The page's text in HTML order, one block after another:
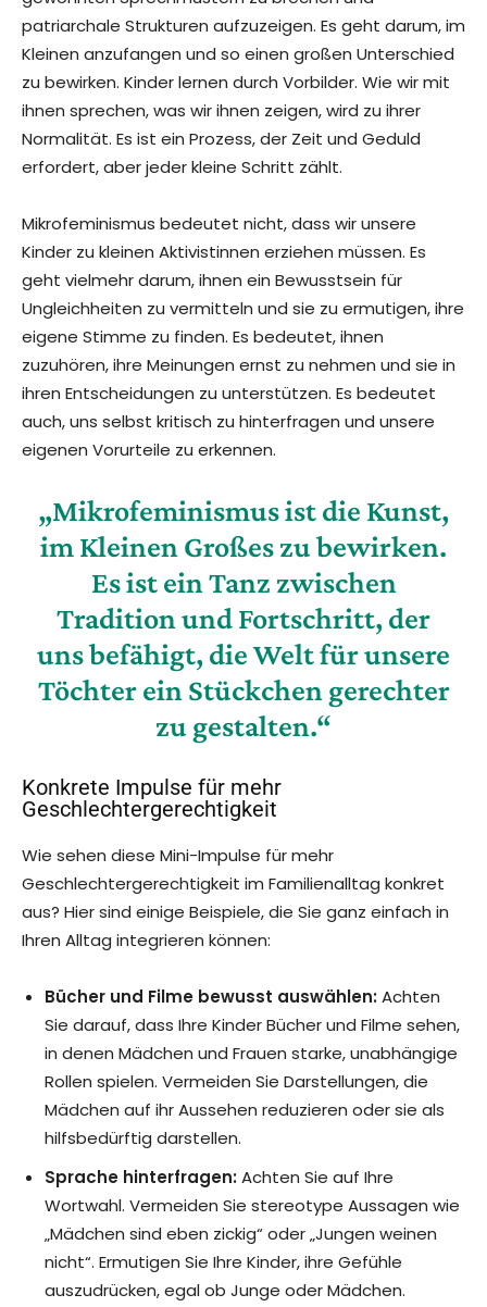
patriarchale Strukturen aufzuzeigen. Es geht darum, im
Kleinen anzufangen und so einen großen Unterschied
zu bewirken. Kinder lernen durch Vorbilder. Wie wir mit
ihnen sprechen, was wir ihnen zeigen, wird zu ihrer
Normalität. Es ist ein Prozess, der Zeit und Geduld
erfordert, aber jeder kleine Schritt zählt.
Mikrofeminismus bedeutet nicht, dass wir unsere
Kinder zu kleinen Aktivistinnen erziehen müssen. Es
geht vielmehr darum, ihnen ein Bewusstsein für
Ungleichheiten zu vermitteln und sie zu ermutigen, ihre
eigene Stimme zu finden. Es bedeutet, ihnen
zuzuhören, ihre Meinungen ernst zu nehmen und sie in
ihren Entscheidungen zu unterstützen. Es bedeutet
auch, uns selbst kritisch zu hinterfragen und unsere
eigenen Vorurteile zu erkennen.
„Mikrofeminismus ist die Kunst,
im Kleinen Großes zu bewirken.
Es ist ein Tanz zwischen
Tradition und Fortschritt, der
uns befähigt, die Welt für unsere
Töchter ein Stückchen gerechter
zu gestalten.“
Konkrete Impulse für mehr
Geschlechtergerechtigkeit
Wie sehen diese Mini-Impulse für mehr
Geschlechtergerechtigkeit im Familienalltag konkret
aus? Hier sind einige Beispiele, die Sie ganz einfach in
Ihren Alltag integrieren können:
Bücher und Filme bewusst auswählen:Achten
Sie darauf, dass Ihre Kinder Bücher und Filme sehen,
in denen Mädchen und Frauen starke, unabhängige
Rollen spielen. Vermeiden Sie Darstellungen, die
Mädchen auf ihr Aussehen reduzieren oder sie als
hilfsbedürftig darstellen.
Sprache hinterfragen:Achten Sie auf Ihre
Wortwahl. Vermeiden Sie stereotype Aussagen wie
„Mädchen sind eben zickig“ oder „Jungen weinen
nicht“. Ermutigen Sie Ihre Kinder, ihre Gefühle
auszudrücken, egal ob Junge oder Mädchen.